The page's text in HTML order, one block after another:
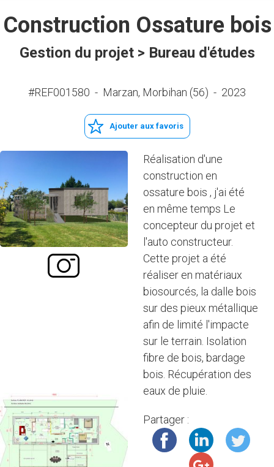
Construction Ossature bois
Gestion du projet > Bureau d'études
#REF001580 - Marzan, Morbihan (56) - 2023
Ajouter aux favoris
Réalisation d'une
construction en
ossature bois , j'ai été
en même temps Le
concepteur du projet et
l'auto constructeur.
Cette projet a été
réaliser en matériaux
biosourcés, la dalle bois
sur des pieux métallique
afin de limité l'impacte
sur le terrain. Isolation
fibre de bois, bardage
bois. Récupération des
eaux de pluie.
Partager :